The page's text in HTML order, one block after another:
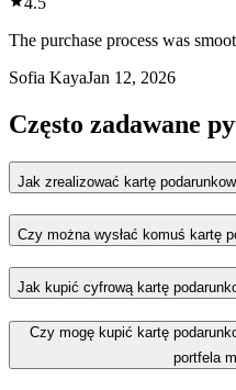
The purchase process was
Sofia KayaJan 12, 2026
Często zadawane
Jak zrealizować kartę
Czy można wysłać komuś kartę
Jak kupić cyfrową kartę
Czy mogę kupić kartę
portfela